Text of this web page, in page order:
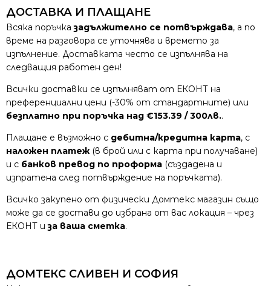
ДОСТАВКА И ПЛАЩАНЕ
Всяка поръчказадължително се потвърждава, а по
време на разговора се уточнява и времето за
изпълнение. Доставката често се изпълнява на
следващия работен ден!
Всички доставки се изпълняват от ЕКОНТ на
преференциални цени (-30% от стандартните) или
безплатно при поръчка над €153.39 / 300лв..
Плащане е възможно с дебитна/кредитна карта, с
наложен платеж (в брой или с карта при получаване)
и с банков превод по проформа (създадена и
изпратена след потвърждение на поръчката).
Всичко закупено от физически Домтекс магазин също
може да се достави до избрана от вас локация – чрез
ЕКОНТ иза ваша сметка.
ДОМТЕКС СЛИВЕН И СОФИЯ